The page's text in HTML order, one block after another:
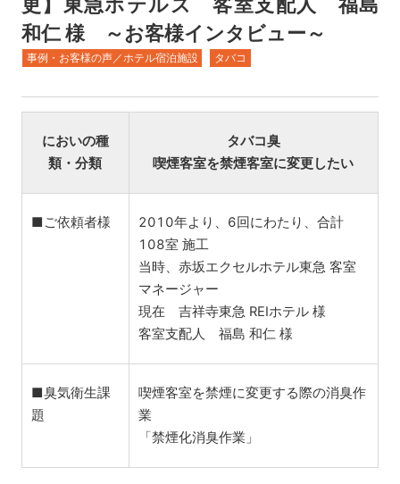
和仁 様 ～お客様インタビュー～
事例・お客様の声／ホテル宿泊施設 タバコ
においの種
類・分類
タバコ臭
喫煙客室を禁煙客室に変更したい
■ご依頼者様
2010年より、6回にわたり、合計
108室 施工
当時、赤坂エクセルホテル東急 客室
マネージャー
現在 吉祥寺東急 REIホテル 様
客室支配人 福島 和仁 様
■臭気衛生課
題
喫煙客室を禁煙に変更する際の消臭作
業
「禁煙化消臭作業」